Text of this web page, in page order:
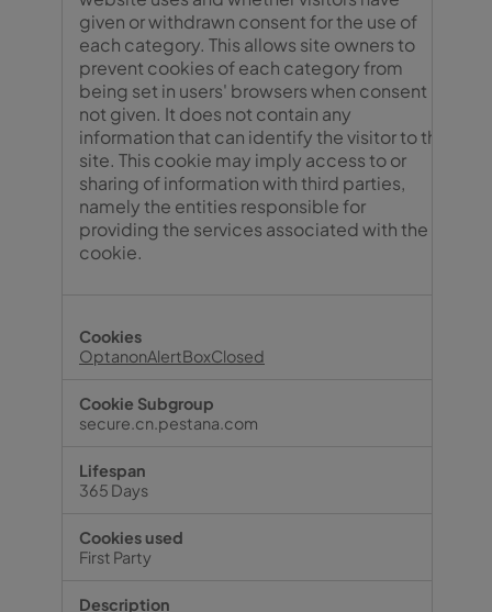
given or withdrawn consent for the use of
each category. This allows site owners to
prevent cookies of each category from
being set in users' browsers when consent is
not given. It does not contain any
information that can identify the visitor to the
site. This cookie may imply access to or
sharing of information with third parties,
namely the entities responsible for
providing the services associated with the
cookie.
OptanonAlertBoxClosed
secure.cn.pestana.com
365 Days
First Party